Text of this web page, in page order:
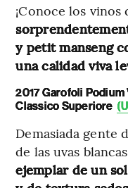
¡Conoce los vinos
y petit manseng
una calidad viva
2017 Garofoli
Classico Superiore
Demasiada gente
de las uvas
ejemplar de un